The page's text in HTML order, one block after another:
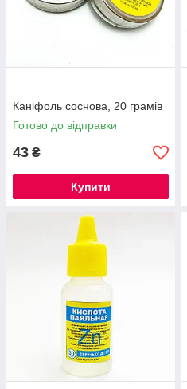
Каніфоль соснова, 20 грамів
Готово до відправки
43 ₴
Купити